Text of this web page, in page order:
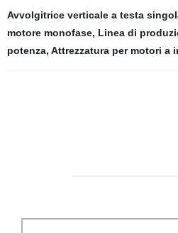
Avvolgitrice verticale a testa
motore monofase, Linea di
potenza, Attrezzatura per motori a